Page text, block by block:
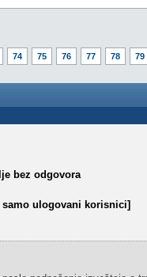
74 75 76 77 78 79
bez odgovora
ulogovani korisnici]